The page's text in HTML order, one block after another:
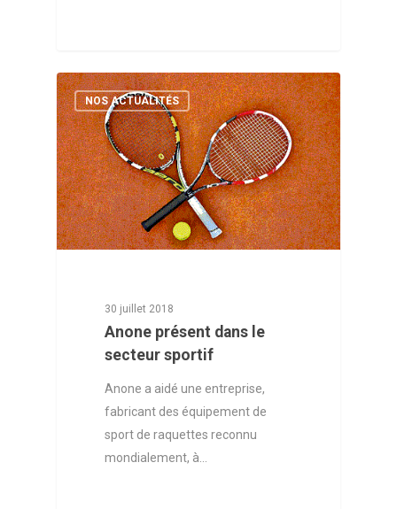
NOS ACTUALITÉS
30 juillet 2018
Anone présent dans le
secteur sportif
Anone a aidé une entreprise,
fabricant des équipement de
sport de raquettes reconnu
mondialement, à…